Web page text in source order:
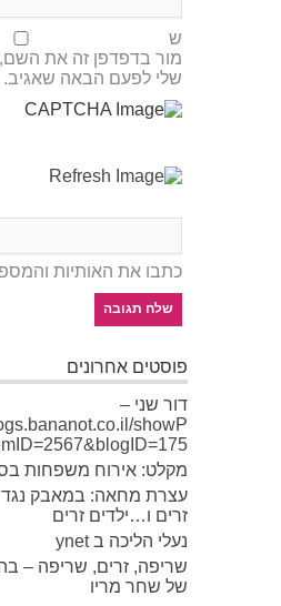
ש
מור בדפדפן זה את השם,
שלי לפעם הבאה שאגיב.
כתבו את האותיות
פוסטים אחרונים
דור שני –
showP
מקלט: אירוח משפחות
עצרת מחאה: במאבק נגד
זרים ו…ילדים זרים
נעלי הליכה ב ynet
שריפה, זרים, שריפה –
של שחר מריו